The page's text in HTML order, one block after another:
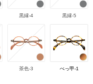
黒縁-4 黒縁-5
茶色-3 べっ甲-1